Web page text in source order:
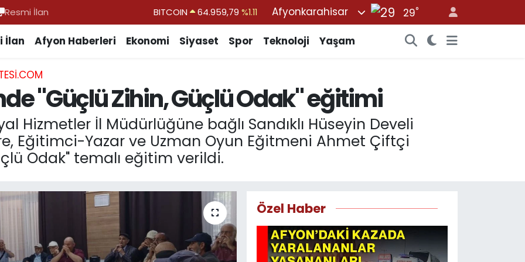
Resmi İlan DOLAR 47,7436%0.18
EURO
55,2510%0.32
BİST100
13.779 %-14
Afyonkarahisar 29°
İlan Afyon Haberleri Ekonomi Siyaset Spor Teknoloji Yaşam
"Güçlü Zihin, Güçlü Odak" eğitimi
Hizmetler İl Müdürlüğüne bağlı Sandıklı Hüseyin Develi
Eğitimci-Yazar ve Uzman Oyun Eğitmeni Ahmet Çiftçi
Odak" temalı eğitim verildi.
Özel Haber